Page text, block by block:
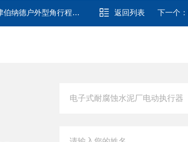
外型角行程大功率电动执行器 返回列表 下一个：